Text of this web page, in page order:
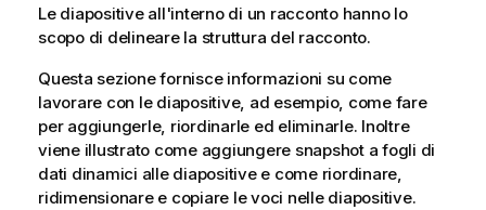
Le diapositive all'interno di un racconto hanno lo
scopo di delineare la struttura del racconto.
Questa sezione fornisce informazioni su come
lavorare con le diapositive, ad esempio, come fare
per aggiungerle, riordinarle ed eliminarle. Inoltre
viene illustrato come aggiungere snapshot a fogli di
dati dinamici alle diapositive e come riordinare,
ridimensionare e copiare le voci nelle diapositive.